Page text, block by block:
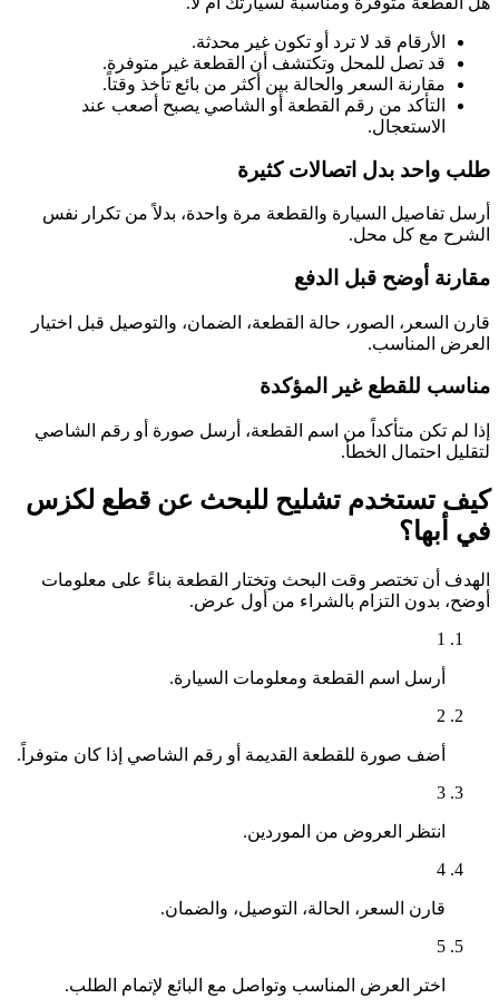
الأرقام قد لا ترد أو تكون غير محدثة.
قد تصل للمحل وتكتشف أن القطعة غير متوفرة.
مقارنة السعر والحالة بين أكثر من بائع تأخذ وقتاً.
التأكد من رقم القطعة أو الشاصي يصبح أصعب عند
الاستعجال.
طلب واحد بدل اتصالات كثيرة
أرسل تفاصيل السيارة والقطعة مرة واحدة، بدلاً من تكرار نفس
الشرح مع كل محل.
مقارنة أوضح قبل الدفع
قارن السعر، الصور، حالة القطعة، الضمان، والتوصيل قبل اختيار
العرض المناسب.
مناسب للقطع غير المؤكدة
إذا لم تكن متأكداً من اسم القطعة، أرسل صورة أو رقم الشاصي
لتقليل احتمال الخطأ.
كيف تستخدم تشليح للبحث عن قطع لكزس
في أبها؟
الهدف أن تختصر وقت البحث وتختار القطعة بناءً على معلومات
أوضح، بدون التزام بالشراء من أول عرض.
1
أرسل اسم القطعة ومعلومات السيارة.
2
أضف صورة للقطعة القديمة أو رقم الشاصي إذا كان متوفراً.
3
انتظر العروض من الموردين.
4
قارن السعر، الحالة، التوصيل، والضمان.
5
اختر العرض المناسب وتواصل مع البائع لإتمام الطلب.